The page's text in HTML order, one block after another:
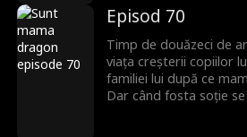
decide să plece și să
atunci familia își dă
ținea cu adevărat uniți.
Episod 70
Timp de douăzeci de
viața creșterii copiilor
familiei lui după ce
Dar când fosta soție